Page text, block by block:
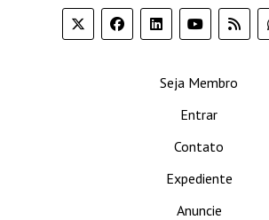
Seja Membro
Entrar
Contato
Expediente
Anuncie